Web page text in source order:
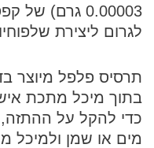
0.00003 גרם)
לגרום ליצירת
תרסיס פלפל מיוצר
בתוך מיכל מתכת
כדי להקל על